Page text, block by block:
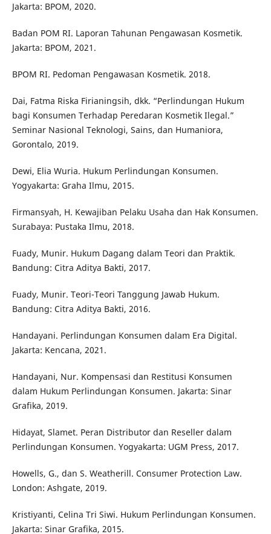
Jakarta: BPOM, 2020.
Badan POM RI. Laporan Tahunan Pengawasan Kosmetik.
Jakarta: BPOM, 2021.
BPOM RI. Pedoman Pengawasan Kosmetik. 2018.
Dai, Fatma Riska Firianingsih, dkk. “Perlindungan Hukum
bagi Konsumen Terhadap Peredaran Kosmetik Ilegal.”
Seminar Nasional Teknologi, Sains, dan Humaniora,
Gorontalo, 2019.
Dewi, Elia Wuria. Hukum Perlindungan Konsumen.
Yogyakarta: Graha Ilmu, 2015.
Firmansyah, H. Kewajiban Pelaku Usaha dan Hak Konsumen.
Surabaya: Pustaka Ilmu, 2018.
Fuady, Munir. Hukum Dagang dalam Teori dan Praktik.
Bandung: Citra Aditya Bakti, 2017.
Fuady, Munir. Teori-Teori Tanggung Jawab Hukum.
Bandung: Citra Aditya Bakti, 2016.
Handayani. Perlindungan Konsumen dalam Era Digital.
Jakarta: Kencana, 2021.
Handayani, Nur. Kompensasi dan Restitusi Konsumen
dalam Hukum Perlindungan Konsumen. Jakarta: Sinar
Grafika, 2019.
Hidayat, Slamet. Peran Distributor dan Reseller dalam
Perlindungan Konsumen. Yogyakarta: UGM Press, 2017.
Howells, G., dan S. Weatherill. Consumer Protection Law.
London: Ashgate, 2019.
Kristiyanti, Celina Tri Siwi. Hukum Perlindungan Konsumen.
Jakarta: Sinar Grafika, 2015.